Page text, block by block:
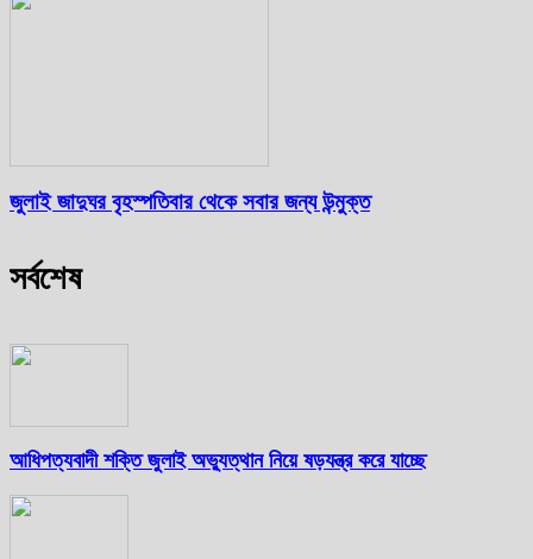
জুলাই জাদুঘর বৃহস্পতিবার থেকে সবার জন্য উন্মুক্ত
সর্বশেষ
আধিপত্যবাদী শক্তি জুলাই অভ্যুত্থান নিয়ে ষড়যন্ত্র করে যাচ্ছে